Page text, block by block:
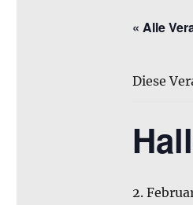
« Alle
Diese
2.